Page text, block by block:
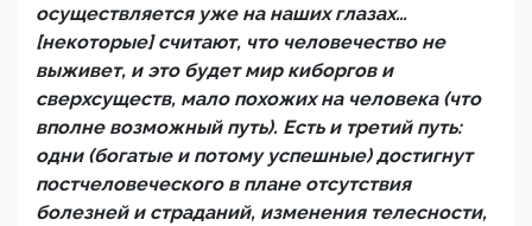
осуществляется уже на наших глазах…
[некоторые] считают, что человечество не
выживет, и это будет мир киборгов и
сверхсуществ, мало похожих на человека (что
вполне возможный путь). Есть и третий путь:
одни (богатые и потому успешные) достигнут
постчеловеческого в плане отсутствия
болезней и страданий, изменения телесности,